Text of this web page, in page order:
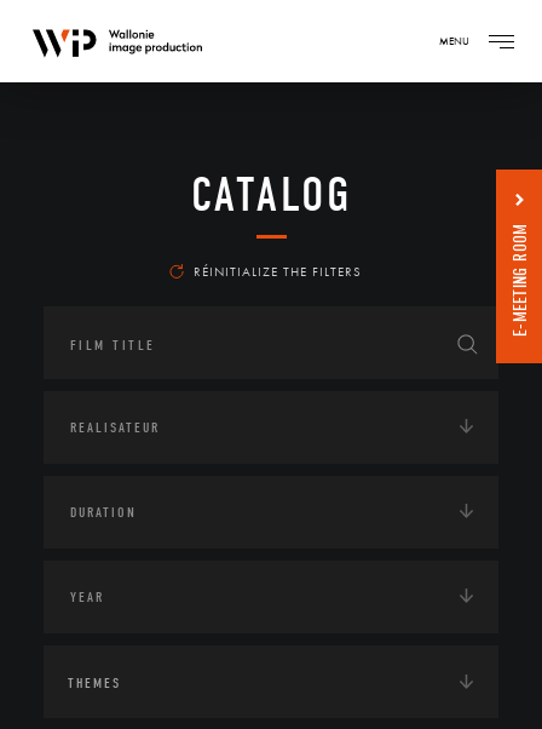
MENU
CATALOG
RÉINITIALIZE THE FILTERS
THEMES
E-MEETING ROOM